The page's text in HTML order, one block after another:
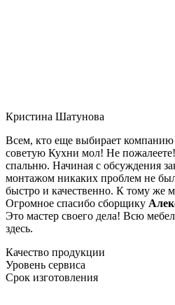
Кристина Шатунова
Всем, кто еще выбирает компанию
советую Кухни мол! Не
спальню. Начиная с обсуждения
монтажом никаких проблем не
быстро и качественно. К тому же
Огромное спасибо сборщику
Это мастер своего дела! Всю
здесь.
Качество продукции
Уровень сервиса
Срок изготовления